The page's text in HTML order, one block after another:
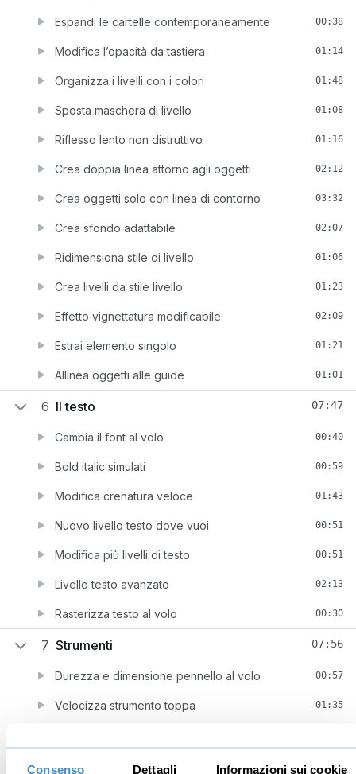
Consenso Dettagli Informazioni sui cookie
Espandi le cartelle contemporaneamente 00:38
Modifica l’opacità da tastiera 01:14
Organizza i livelli con i colori 01:48
Sposta maschera di livello 01:08
Riflesso lento non distruttivo 01:16
Crea doppia linea attorno agli oggetti 02:12
Crea oggetti solo con linea di contorno 03:32
Crea sfondo adattabile 02:07
Ridimensiona stile di livello 01:06
Crea livelli da stile livello 01:23
Effetto vignettatura modificabile 02:09
Estrai elemento singolo 01:21
Allinea oggetti alle guide 01:01
6 Il testo 07:47
Cambia il font al volo 00:40
Bold italic simulati 00:59
Modifica crenatura veloce 01:43
Nuovo livello testo dove vuoi 00:51
Modifica più livelli di testo 00:51
Livello testo avanzato 02:13
Rasterizza testo al volo 00:30
7 Strumenti 07:56
Durezza e dimensione pennello al volo 00:57
Velocizza strumento toppa 01:35
Strumento "Sposta" al volo 01:14